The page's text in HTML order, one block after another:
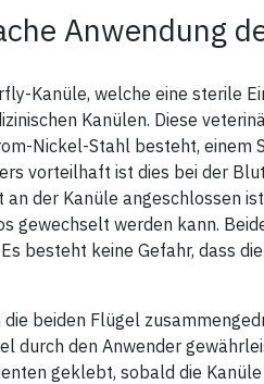
Anwendung
Kanüle, welche eine sterile
Kanülen. Diese
Nickel-Stahl besteht, einem
vorteilhaft ist dies bei der
der Kanüle angeschlossen
gewechselt werden kann.
besteht keine Gefahr, dass
beiden Flügel
durch den Anwender
geklebt, sobald die